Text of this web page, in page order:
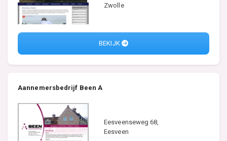
Zwolle
BEKIJK
Aannemersbedrijf Been A
Eesveenseweg 68,
Eesveen